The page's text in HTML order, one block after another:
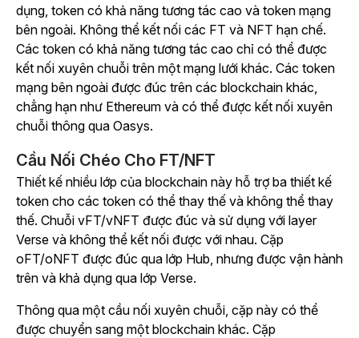
dụng, token có khả năng tương tác cao và token mạng
bên ngoài. Không thể kết nối các FT và NFT hạn chế.
Các token có khả năng tương tác cao chỉ có thể được
kết nối xuyên chuỗi trên một mạng lưới khác. Các token
mạng bên ngoài được đúc trên các blockchain khác,
chẳng hạn như Ethereum và có thể được kết nối xuyên
chuỗi thông qua Oasys.
Cầu Nối Chéo Cho FT/NFT
Thiết kế nhiều lớp của blockchain này hỗ trợ ba thiết kế
token cho các token có thể thay thế và không thể thay
thế. Chuỗi vFT/vNFT được đúc và sử dụng với layer
Verse và không thể kết nối được với nhau. Cặp
oFT/oNFT được đúc qua lớp Hub, nhưng được vận hành
trên và khả dụng qua lớp Verse.
Thông qua một cầu nối xuyên chuỗi, cặp này có thể
được chuyển sang một blockchain khác. Cặp